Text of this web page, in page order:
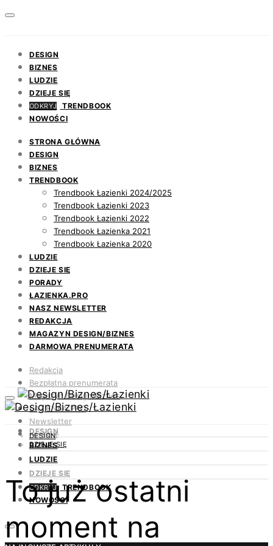
DESIGN
BIZNES
LUDZIE
DZIEJE SIĘ
ODKRYJ
TRENDBOOK
NOWOŚCI
STRONA GŁÓWNA
DESIGN
BIZNES
TRENDBOOK
Trendbook Łazienki 2024/2025
Trendbook Łazienki 2023
Trendbook Łazienki 2022
Trendbook Łazienka 2021
Trendbook Łazienka 2020
LUDZIE
DZIEJE SIĘ
PORADY
ŁAZIENKA.PRO
NASZ NEWSLETTER
REDAKCJA
MAGAZYN DESIGN/BIZNES
DARMOWA PRENUMERATA
Redakcja
Bezpłatna prenumerata
Magazyn Design/Biznes
ŁAZIENKA.PRO
Newsletter
Kontakt
DESIGN
BIZNES
LUDZIE
DZIEJE SIĘ
ODKRYJ
TRENDBOOK
NOWOŚCI
DESIGN
DZIEJE SIĘ
To już ostatni
moment na